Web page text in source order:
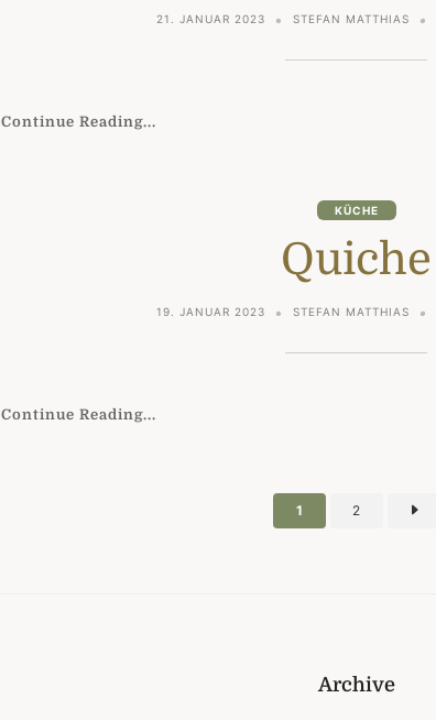
21. JANUAR 2023 STEFAN MATTHIAS
Continue Reading...
KÜCHE
Quiche
19. JANUAR 2023 STEFAN MATTHIAS
Continue Reading...
Seitennummerierung
1 2
Archive